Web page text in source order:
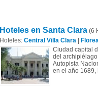
Hoteles en Santa Clara(6
Hoteles: Central Villa Clara|
Ciudad capital
del
Autopista
en el año 1689,